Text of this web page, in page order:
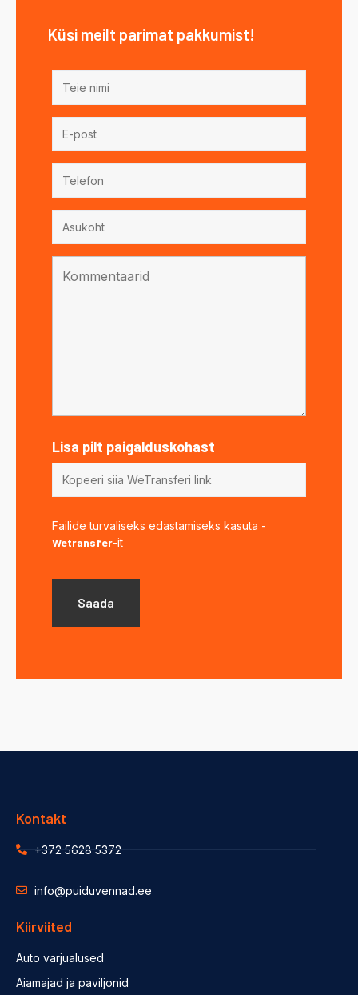
Küsi meilt parimat pakkumist!
Lisa pilt paigalduskohast
Failide turvaliseks edastamiseks kasuta -
Wetransfer-it
Kontakt
+372 5628 5372
info@puiduvennad.ee
Kiirviited
Auto varjualused
Aiamajad ja paviljonid